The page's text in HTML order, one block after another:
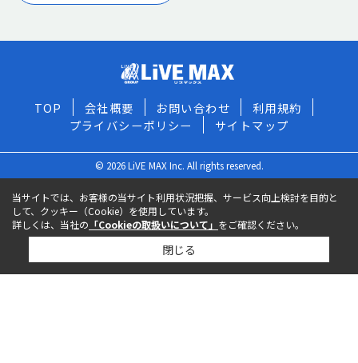
TOP 会社概要 お問い合わせ
利用規約
プライバシーポリシー
サイトマップ
© 2026 LiVE MAX Inc. All rights reserved.
当サイトでは、お客様の当サイト利用状況把握、サービス向上検討を目的と
して、クッキー（Cookie）を使用しています。
詳しくは、当社の 「Cookieの取扱いについて」 をご確認ください。
閉じる